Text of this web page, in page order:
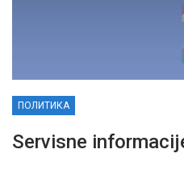
ПОЛИТИКА
Servisne